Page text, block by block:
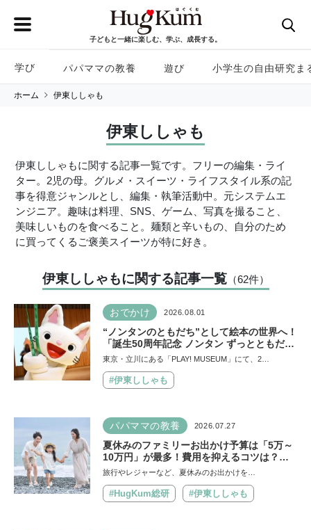
子どもと一緒に楽しむ、学ぶ、成長する。
学び パパママの教養 遊び 小学生の自由研究ま
ホーム 伊東ししゃも
伊東ししゃも
伊東ししゃもに関する記事一覧です。フリーの編集・ライ
ター。2児の母。グルメ・スイーツ・ライフスタイル系の記
事を得意ジャンルとし、編集・執筆活動中。元システムエ
ンジニア。趣味は料理、SNS、ゲーム、写真を撮ること、
美味しいものを食べること。麺類と辛いもの、自分のため
に買ってくるご褒美スイーツが特に好き。
伊東ししゃもに関する記事一覧（62件）
おでかけ 2026.08.01
“ノンタンのともだち”として絵本の世界へ！
「誕生50周年記念 ノンタン ずっとともだ
ち!!!」展が立川のPLAY! MUSEUMで開催中
東京・立川にある「PLAY! MUSEUM」にて、2…
#伊東ししゃも
パパママの教養 2026.07.27
夏休みのファミリーお出かけ予算は「5万～
10万円」が最多！費用を抑えるコツは？保
護者1,217人に調査【HugKum総研】
旅行やレジャーなど、夏休みのお出かけを…
#HugKum総研 #伊東ししゃも